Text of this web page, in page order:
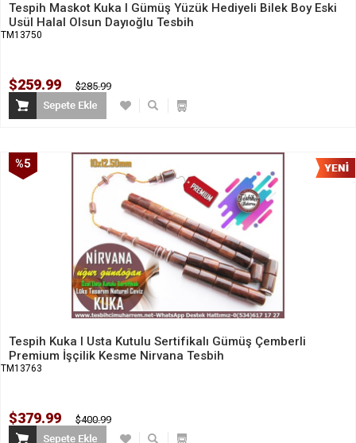
Tespih Maskot Kuka l Gümüş Yüzük Hediyeli Bilek Boy Eski
Usül Halal Olsun Dayıoğlu Tesbih
TM13750
$259.99 $285.99
Tespih Kuka l Usta Kutulu Sertifikalı Gümüş Çemberli
Premium İşçilik Kesme Nirvana Tesbih
TM13763
$379.99 $400.99
%5